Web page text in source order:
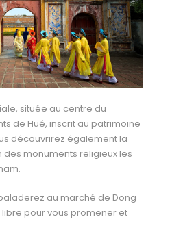
située au centre du
de Hué, inscrit au patrimoine
découvrirez également la
des monuments religieux les
au marché de Dong
libre pour vous promener et